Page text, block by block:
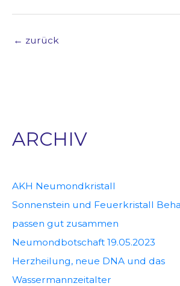
← zurück
ARCHIV
AKH Neumondkristall
Sonnenstein und Feuerkristall
passen gut zusammen
Neumondbotschaft 19.05.2023
Herzheilung, neue DNA und das
Wassermannzeitalter